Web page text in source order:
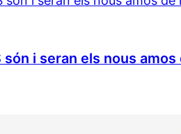
són i seran els nous